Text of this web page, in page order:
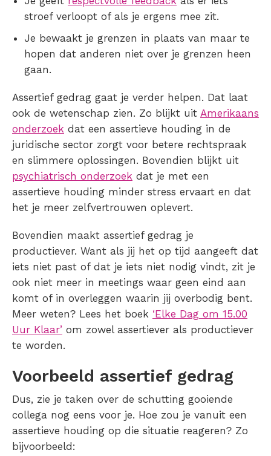
stroef verloopt of als je ergens mee zit.
Je bewaakt je grenzen in plaats van maar te
hopen dat anderen niet over je grenzen heen
gaan.
Assertief gedrag gaat je verder helpen. Dat laat
ook de wetenschap zien. Zo blijkt uit Amerikaans
onderzoek dat een assertieve houding in de
juridische sector zorgt voor betere rechtspraak
en slimmere oplossingen. Bovendien blijkt uit
psychiatrisch onderzoek dat je met een
assertieve houding minder stress ervaart en dat
het je meer zelfvertrouwen oplevert.
Bovendien maakt assertief gedrag je
productiever. Want als jij het op tijd aangeeft dat
iets niet past of dat je iets niet nodig vindt, zit je
ook niet meer in meetings waar geen eind aan
komt of in overleggen waarin jij overbodig bent.
Meer weten? Lees het boek ‘Elke Dag om 15.00
Uur Klaar’ om zowel assertiever als productiever
te worden.
Voorbeeld assertief gedrag
Dus, zie je taken over de schutting gooiende
collega nog eens voor je. Hoe zou je vanuit een
assertieve houding op die situatie reageren? Zo
bijvoorbeeld: